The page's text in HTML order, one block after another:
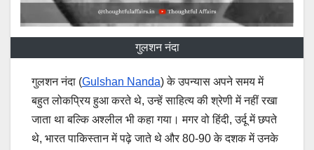
गुलशन नंदा
गुलशन नंदा (Gulshan Nanda) के उपन्यास अपने समय में
बहुत लोकप्रिय हुआ करते थे, उन्हें साहित्य की श्रेणी में नहीं रखा
जाता था बल्कि अश्लील भी कहा गया। मगर वो हिंदी, उर्दू में छपते
थे, भारत पाकिस्तान में पढ़े जाते थे और 80-90 के दशक में उनके